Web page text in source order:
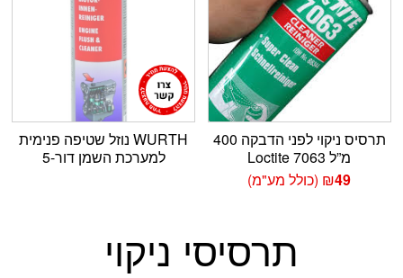
תרסיס ניקוי לפני הדבקה 400
מ”ל Loctite 7063
₪49 (כולל מע"מ)
WURTH נוזל שטיפה פנימית
למערכת השמן דור-5
תרסיסי ניקוי